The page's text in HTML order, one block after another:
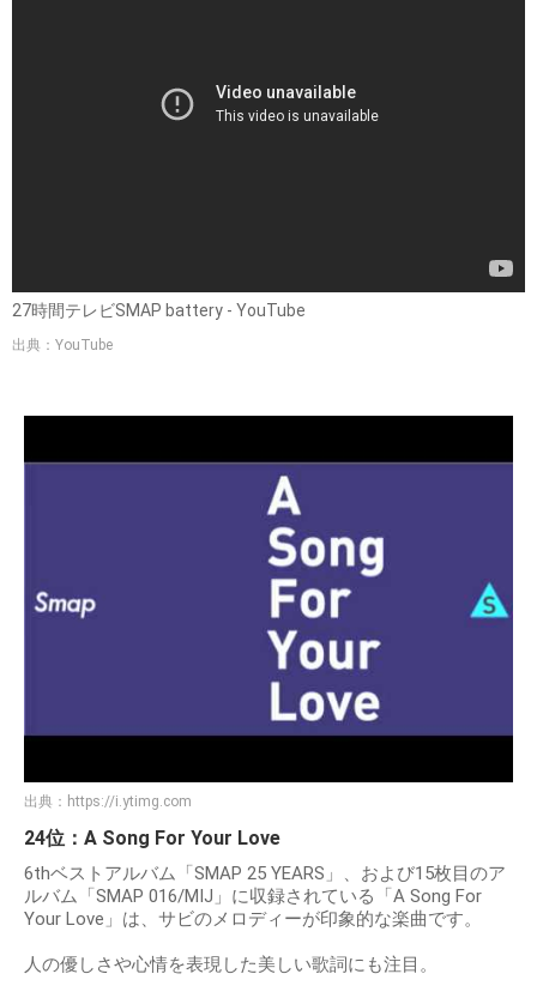
27時間テレビSMAP battery - YouTube
出典：YouTube
出典： https://i.ytimg.com
24位：A Song For Your Love
6thベストアルバム「SMAP 25 YEARS」、および15枚目のア
ルバム「SMAP 016/MIJ」に収録されている「A Song For
Your Love」は、サビのメロディーが印象的な楽曲です。
人の優しさや心情を表現した美しい歌詞にも注目。